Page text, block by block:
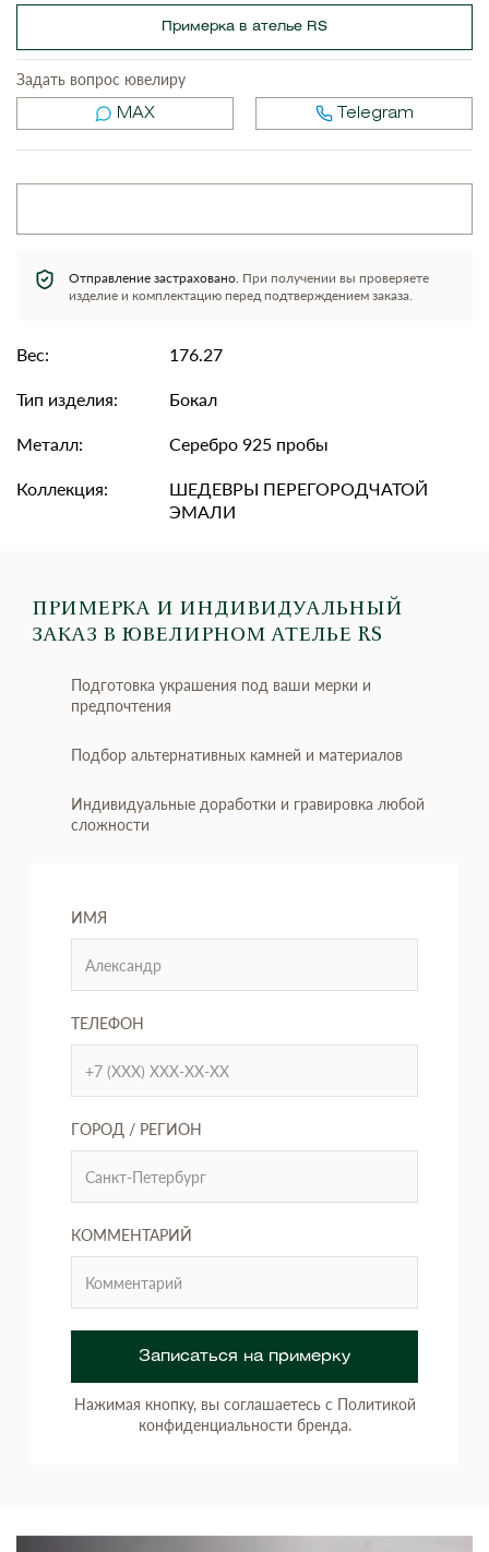
Примерка в ателье RS
Задать вопрос ювелиру
MAX Telegram
Отправление застраховано. При получении вы проверяете
изделие и комплектацию перед подтверждением заказа.
Вес:
176.27
Тип изделия:
Бокал
Металл:
Серебро 925 пробы
Коллекция:
ШЕДЕВРЫ ПЕРЕГОРОДЧАТОЙ
ЭМАЛИ
ПРИМЕРКА И ИНДИВИДУАЛЬНЫЙ
ЗАКАЗ В ЮВЕЛИРНОМ АТЕЛЬЕ RS
Подготовка украшения под ваши мерки и
предпочтения
Подбор альтернативных камней и материалов
Индивидуальные доработки и гравировка любой
сложности
ИМЯ
ТЕЛЕФОН
ГОРОД / РЕГИОН
КОММЕНТАРИЙ
Записаться на примерку
Нажимая кнопку, вы соглашаетесь с Политикой
конфиденциальности бренда.